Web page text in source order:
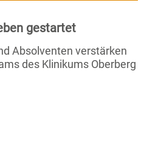
gestartet
Absolventen verstärken
des Klinikums Oberberg